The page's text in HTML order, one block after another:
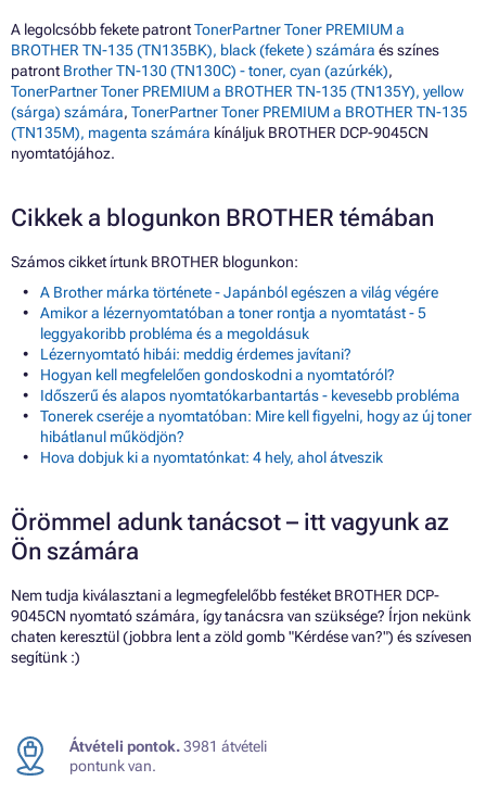
A legolcsóbb fekete patrontTonerPartner Toner PREMIUM a
BROTHER TN-135 (TN135BK), black (fekete ) számára és színes
patront Brother TN-130 (TN130C) - toner, cyan (azúrkék),
TonerPartner Toner PREMIUM a BROTHER TN-135 (TN135Y), yellow
(sárga) számára, TonerPartner Toner PREMIUM a BROTHER TN-135
(TN135M), magenta számára kínáljuk BROTHER DCP-9045CN
nyomtatójához.
Cikkek a blogunkon BROTHER témában
Számos cikket írtunk BROTHER blogunkon:
A Brother márka története - Japánból egészen a világ végére
Amikor a lézernyomtatóban a toner rontja a nyomtatást - 5
leggyakoribb probléma és a megoldásuk
Lézernyomtató hibái: meddig érdemes javítani?
Hogyan kell megfelelően gondoskodni a nyomtatóról?
Időszerű és alapos nyomtatókarbantartás - kevesebb probléma
Tonerek cseréje a nyomtatóban: Mire kell figyelni, hogy az új toner
hibátlanul működjön?
Hova dobjuk ki a nyomtatónkat: 4 hely, ahol átveszik
Örömmel adunk tanácsot – itt vagyunk az
Ön számára
Nem tudja kiválasztani a legmegfelelőbb festéket BROTHER DCP-
9045CN nyomtató számára, így tanácsra van szüksége? Írjon nekünk
chaten keresztül (jobbra lent a zöld gomb "Kérdése van?") és szívesen
segítünk :)
Átvételi pontok.3981 átvételi
pontunk van.